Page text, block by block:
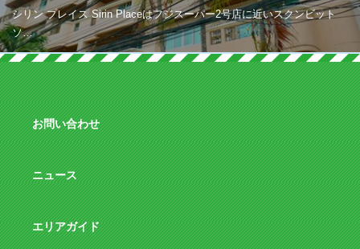
シリン プレイス Sirin Placeはフジスーパー2号店に近いスクンビット
ソ…
お問い合わせ
ニュース
エリアガイド